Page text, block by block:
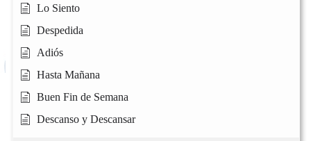
Lo Siento
Despedida
Adiós
Hasta Mañana
Buen Fin de Semana
Descanso y Descansar